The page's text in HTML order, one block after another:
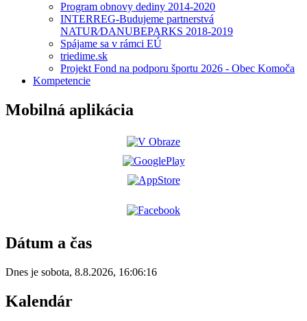
Program obnovy dediny 2014-2020
INTERREG-Budujeme partnerstvá
NATUR⁄DANUBEPARKS 2018-2019
Spájame sa v rámci EÚ
triedime.sk
Projekt Fond na podporu športu 2026 - Obec Komoča
Kompetencie
Mobilná aplikácia
Dátum a čas
Dnes je sobota, 8.8.2026, 16:06:16
Kalendár